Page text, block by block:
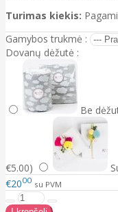
Turimas kiekis:
Gamybos trukmė :
Dovanų dėžutė :
Be
€5.00)
€2000 su PVM